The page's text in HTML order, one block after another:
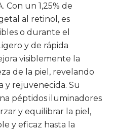
Con un 1,25% de
al retinol, es
o durante el
y de rápida
visiblemente la
de la piel, revelando
y rejuvenecida. Su
péptidos iluminadores
y equilibrar la piel,
y eficaz hasta la